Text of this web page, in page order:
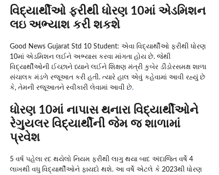
વિદ્યાર્થીઓ ફરીથી ધોરણ 10માં એડમિશન
લઇ અભ્યાશ કરી શકશે
Good News Gujarat Std 10 Student: એવા વિદ્યાર્થીઓ ફરીથી ધોરણ
10માં એડમિશન લઈને અભ્યાસ કરવા માંગતા હોય છે. જેથી
વિદ્યાર્થીઓની ઈચ્છાને ધ્યાને લઈને શિક્ષણ મંત્રી કુબેર ડીંડોરસમક્ષ શાળા
સંચાલક મંડળે રજૂઆત કરી હતી. ત્યારે હાલ એવું કહેવામાં આવી રહ્યું છે
કે, તેમની રજૂઆતને સ્વીકારી લેવામાં આવી છે.
ધોરણ 10માં નાપાસ થનારા વિદ્યાર્થીઓને
રેગુયલર વિદ્યાર્થીની જેમ જ શાળામાં
પ્રવેશ
5 વર્ષ પહેલા રદ થયેલો નિયમ ફરીથી લાગુ થયા બાદ અંદાજિત વર્ષે 4
લાખથી વધુ વિદ્યાર્થીઓને ફાયદો થશે. આ વર્ષે એટલે કે 2023થી ધોરણ